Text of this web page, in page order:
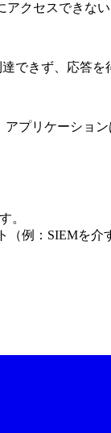
クセスできない
できず、応答を
プリケーション
。
例：SIEMを介